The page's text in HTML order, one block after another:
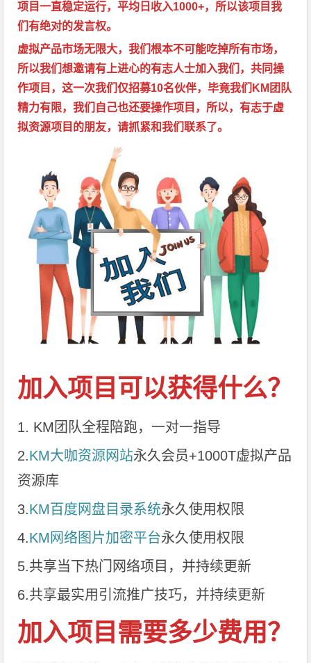
项目一直稳定运行，平均日收入1000+，所以该项目我
们有绝对的发言权。
虚拟产品市场无限大，我们根本不可能吃掉所有市场，
所以我们想邀请有上进心的有志人士加入我们，共同操
作项目，这一次我们仅招募10名伙伴，毕竟我们KM团队
精力有限，我们自己也还要操作项目，所以，有志于虚
拟资源项目的朋友，请抓紧和我们联系了。
加入项目可以获得什么？
1. KM团队全程陪跑，一对一指导
2.KM大咖资源网站永久会员+1000T虚拟产品
资源库
3.KM百度网盘目录系统永久使用权限
4.KM网络图片加密平台永久使用权限
5.共享当下热门网络项目，并持续更新
6.共享最实用引流推广技巧，并持续更新
加入项目需要多少费用？